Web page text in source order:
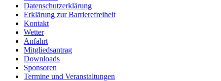
Datenschutzerklärung
Erklärung zur Barriere­frei­heit
Kontakt
Wetter
Anfahrt
Mitgliedsantrag
Downloads
Sponsoren
Termine und Veranstaltungen